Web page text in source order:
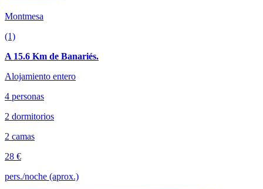
Montmesa
(1)
A 15.6 Km de Banariés.
Alojamiento entero
4 personas
2 dormitorios
2 camas
28 €
pers./noche (aprox.)